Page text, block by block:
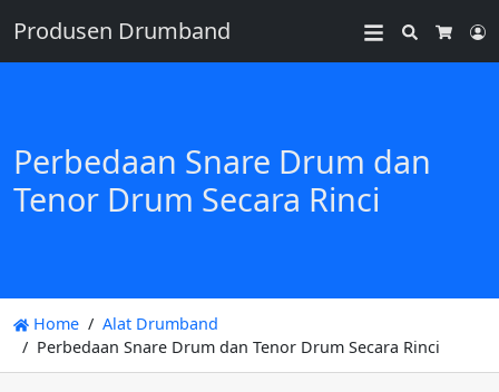
Produsen Drumband
Search
Perbedaan Snare Drum dan
Tenor Drum Secara Rinci
Home
Alat Drumband
Perbedaan Snare Drum dan Tenor Drum Secara Rinci